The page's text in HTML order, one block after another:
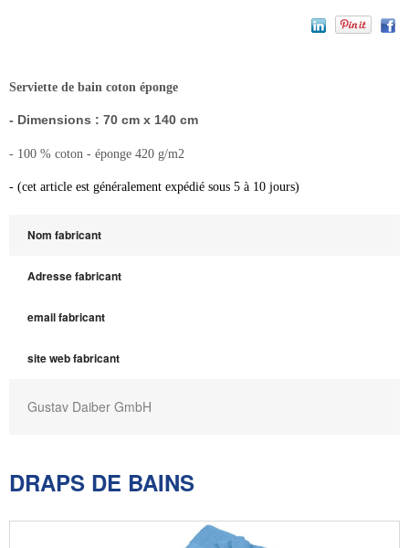
Serviette de bain coton éponge
- Dimensions : 70 cm x 140 cm
- 100 % coton - éponge 420 g/m2
- (cet article est généralement expédié sous 5 à 10 jours)
Nom fabricant
Adresse fabricant
email fabricant
site web fabricant
Gustav Daiber GmbH
DRAPS DE BAINS